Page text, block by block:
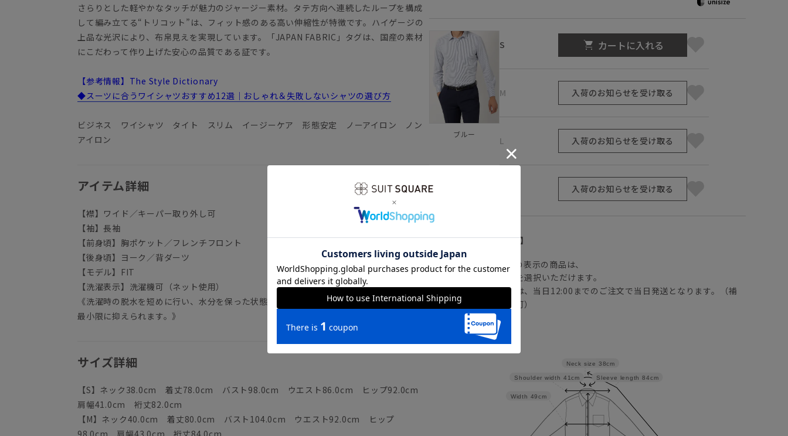
さらりとした軽やかなタッチが魅力のジャージー素材。タテ方向へ連続したループを構成
して編み立てる“トリコット”は、フィット感のある高い伸縮性が特徴です。ハイゲージの
上品な光沢により、布帛見えを実現しています。「JAPAN FABRIC」タグは、国産の素材
にこだわって作り上げた安心の品質である証です。
【参考情報】The Style Dictionary
◆スーツに合うワイシャツおすすめ12選｜おしゃれ＆失敗しないシャツの選び方
ビジネス ワイシャツ タイト スリム イージーケア 形態安定 ノーアイロン ノン
アイロン
アイテム詳細
【襟】ワイド／キーパー取り外し可
【袖】長袖
【前身頃】胸ポケット／フレンチフロント
【後身頃】ヨーク／背ダーツ
【モデル】FIT
【洗濯表示】洗濯機可（ネット使用）
《洗濯時の脱水を短めに行い、水分を保った状態で形を整えつり干しすることで、シワが
最小限に抑えられます。》
サイズ詳細
【S】ネック38.0cm 着丈78.0cm バスト98.0cm ウエスト86.0cm ヒップ92.0cm
肩幅41.0cm 裄丈82.0cm
【M】ネック40.0cm 着丈80.0cm バスト104.0cm ウエスト92.0cm ヒップ
ブルー
S カートに入れる
M 入荷のお知らせを受け取る
L 入荷のお知らせを受け取る
入荷のお知らせを受け取る
【 アイコンについて】
の表示の商品は、
注文画面でお急ぎ発送を選択いただけます。
さらにメルマガ会員様は、当日12:00までのご注文で当日発送となります。（補
正商品の場合は対応不可）
詳しくはこちら
Sleeve length 84cm
Neck size 38cm
Width 49cm
Shoulder width 41cm